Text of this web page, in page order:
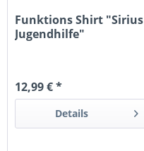
Funktions Shirt "Sirius
Jugendhilfe"
12,99 € *
Details